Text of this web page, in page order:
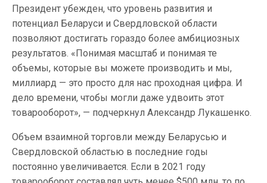
Президент убежден, что уровень развития и
потенциал Беларуси и Свердловской области
позволяют достигать гораздо более амбициозных
результатов. «Понимая масштаб и понимая те
объемы, которые вы можете производить и мы,
миллиард — это просто для нас проходная цифра. И
дело времени, чтобы могли даже удвоить этот
товарооборот», — подчеркнул Александр Лукашенко.
Объем взаимной торговли между Беларусью и
Свердловской областью в последние годы
постоянно увеличивается. Если в 2021 году